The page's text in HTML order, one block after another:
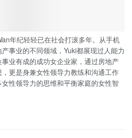
年纪轻轻已在社会打滚多年。从手机
事业的不同领域，Yuki都展现过人能力
业有成的成功女企业家，通过房地产
更是身兼女性领导力教练和沟通工作
性领导力的思维和平衡家庭的女性智